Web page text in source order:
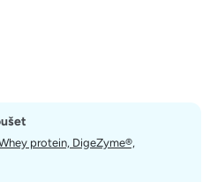
protein, DigeZyme®,